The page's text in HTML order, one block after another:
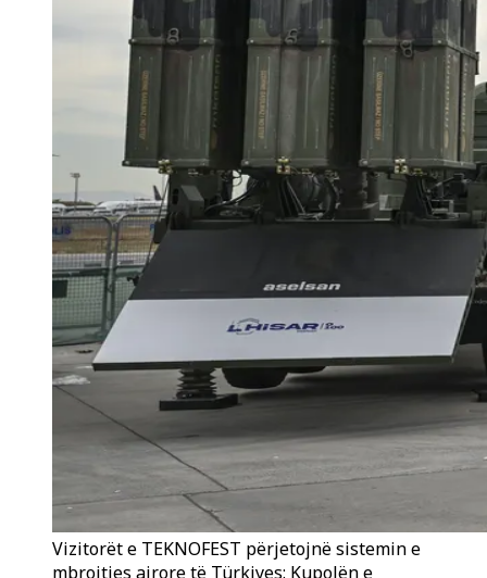
Vizitorët e TEKNOFEST përjetojnë sistemin e
mbrojtjes ajrore të Türkiyes: Kupolën e